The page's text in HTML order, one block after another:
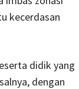
kecerdasan
didik yang
dengan